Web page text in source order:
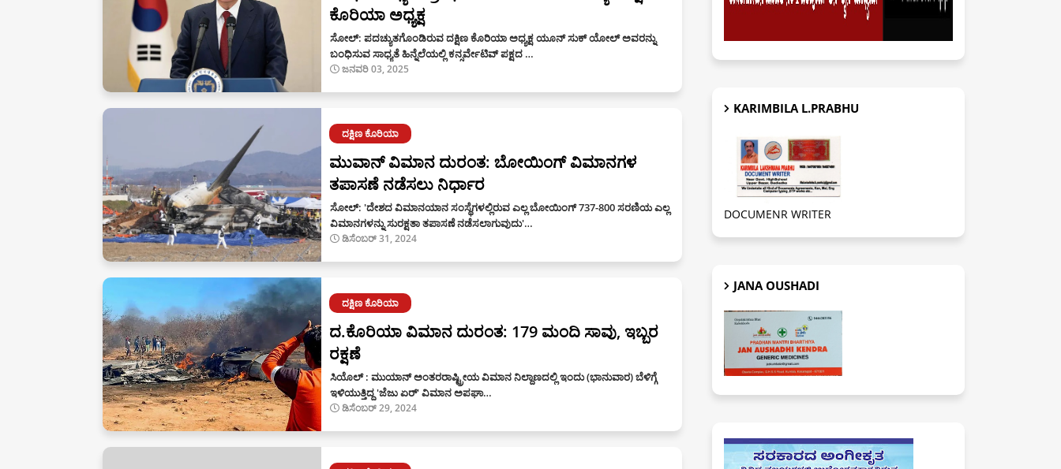
ಕೊರಿಯಾ ಅಧ್ಯಕ್ಷ
ಸೋಲ್‌: ಪದಚ್ಯುತಗೊಂಡಿರುವ ದಕ್ಷಿಣ ಕೊರಿಯಾ ಅಧ್ಯಕ್ಷ ಯೂನ್ ಸುಕ್ ಯೋಲ್ ಅವರನ್ನು
ಬಂಧಿಸುವ ಸಾಧ್ಯತೆ ಹಿನ್ನೆಲೆಯಲ್ಲಿ ಕನ್ಸರ್ವೇಟಿವ್‌ ಪಕ್ಷದ …
ಜನವರಿ 03, 2025
ದಕ್ಷಿಣ ಕೊರಿಯಾ
ಮುವಾನ್‌ ವಿಮಾನ ದುರಂತ: ಬೋಯಿಂಗ್‌ ವಿಮಾನಗಳ
ತಪಾಸಣೆ ನಡೆಸಲು ನಿರ್ಧಾರ
ಸೋಲ್: 'ದೇಶದ ವಿಮಾನಯಾನ ಸಂಸ್ಥೆಗಳಲ್ಲಿರುವ ಎಲ್ಲ ಬೋಯಿಂಗ್‌ 737-800 ಸರಣಿಯ ಎಲ್ಲ
ವಿಮಾನಗಳನ್ನು ಸುರಕ್ಷತಾ ತಪಾಸಣೆ ನಡೆಸಲಾಗುವುದು'…
ಡಿಸೆಂಬರ್ 31, 2024
ದಕ್ಷಿಣ ಕೊರಿಯಾ
ದ.ಕೊರಿಯಾ ವಿಮಾನ ದುರಂತ: 179 ಮಂದಿ ಸಾವು, ಇಬ್ಬರ
ರಕ್ಷಣೆ
ಸಿಯೊಲ್‌ : ಮುಯಾನ್‌ ಅಂತರರಾಷ್ಟ್ರೀಯ ವಿಮಾನ ನಿಲ್ದಾಣದಲ್ಲಿ ಇಂದು (ಭಾನುವಾರ) ಬೆಳಿಗ್ಗೆ
ಇಳಿಯುತ್ತಿದ್ದ 'ಜೆಜು ಏರ್‌' ವಿಮಾನ ಅಪಘಾ…
ಡಿಸೆಂಬರ್ 29, 2024
KARIMBILA L.PRABHU
DOCUMENR WRITER
JANA OUSHADI